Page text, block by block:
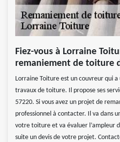
Fiez-vous à Lorraine
remaniement de toiture
Lorraine Toiture est un couvreur qui
travaux de toiture. Il propose ses
57220. Si vous avez un projet de
professionnel à contacter. Il va dans
votre toiture et va évaluer l’ampleur
suite un devis de votre projet.